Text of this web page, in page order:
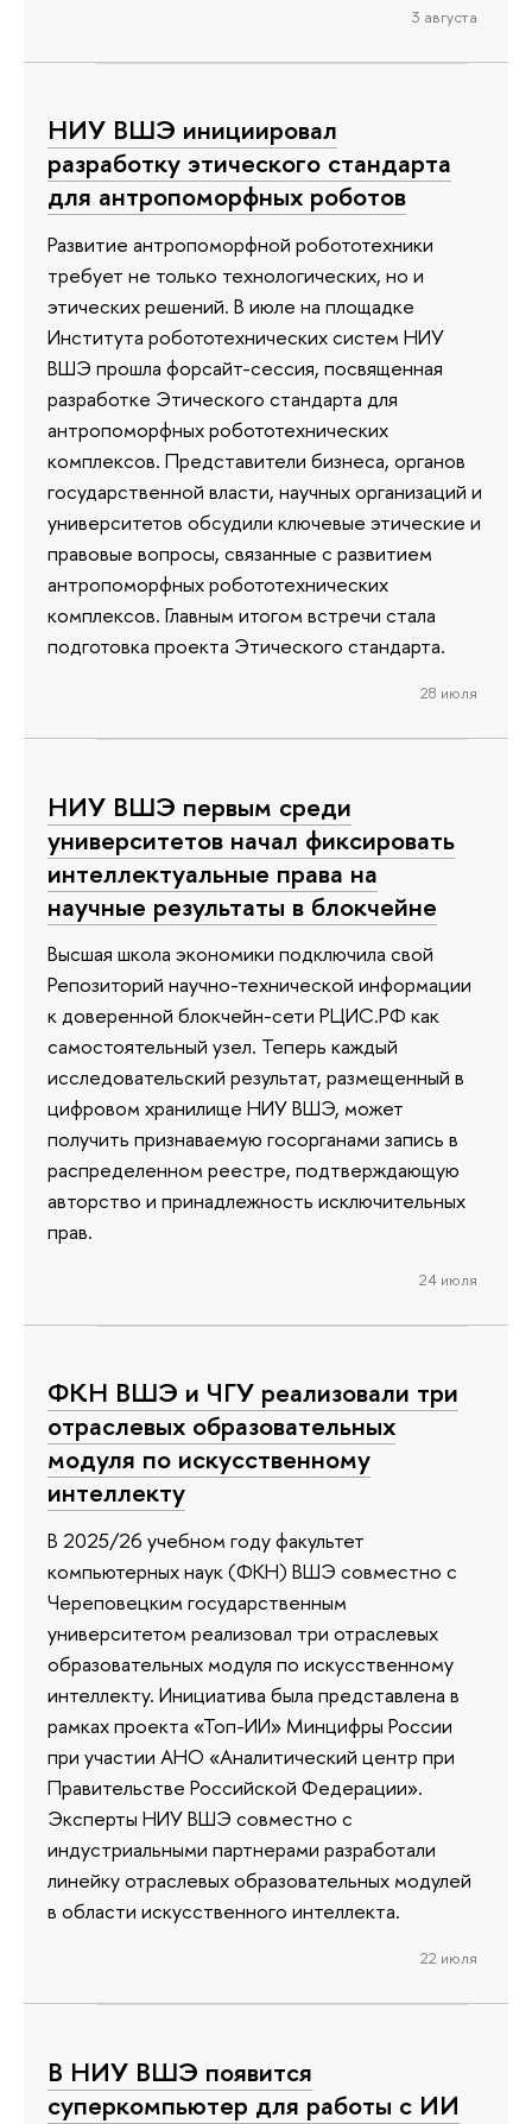
3 августа
НИУ ВШЭ инициировал
разработку этического стандарта
для антропоморфных роботов
Развитие антропоморфной робототехники
требует не только технологических, но и
этических решений. В июле на площадке
Института робототехнических систем НИУ
ВШЭ прошла форсайт-сессия, посвященная
разработке Этического стандарта для
антропоморфных робототехнических
комплексов. Представители бизнеса, органов
государственной власти, научных организаций и
университетов обсудили ключевые этические и
правовые вопросы, связанные с развитием
антропоморфных робототехнических
комплексов. Главным итогом встречи стала
подготовка проекта Этического стандарта.
28 июля
НИУ ВШЭ первым среди
университетов начал фиксировать
интеллектуальные права на
научные результаты в блокчейне
Высшая школа экономики подключила свой
Репозиторий научно-технической информации
к доверенной блокчейн-сети РЦИС.РФ как
самостоятельный узел. Теперь каждый
исследовательский результат, размещенный в
цифровом хранилище НИУ ВШЭ, может
получить признаваемую госорганами запись в
распределенном реестре, подтверждающую
авторство и принадлежность исключительных
прав.
24 июля
ФКН ВШЭ и ЧГУ реализовали три
отраслевых образовательных
модуля по искусственному
интеллекту
В 2025/26 учебном году факультет
компьютерных наук (ФКН) ВШЭ совместно с
Череповецким государственным
университетом реализовал три отраслевых
образовательных модуля по искусственному
интеллекту. Инициатива была представлена в
рамках проекта «Топ-ИИ» Минцифры России
при участии АНО «Аналитический центр при
Правительстве Российской Федерации».
Эксперты НИУ ВШЭ совместно с
индустриальными партнерами разработали
линейку отраслевых образовательных модулей
в области искусственного интеллекта.
22 июля
В НИУ ВШЭ появится
суперкомпьютер для работы с ИИ